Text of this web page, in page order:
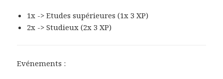
1x -> Etudes supérieures (1x 3 XP)
2x -> Studieux (2x 3 XP)
Evénements :